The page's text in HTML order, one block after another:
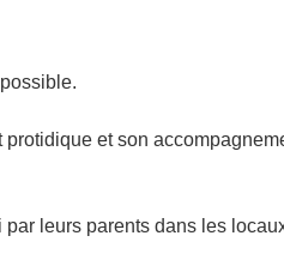
et son
leurs parents dans les